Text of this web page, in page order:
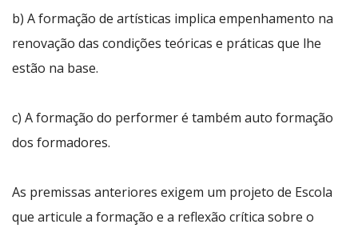
b) A formação de artísticas implica empenhamento na
renovação das condições teóricas e práticas que lhe
estão na base.
c) A formação do performer é também auto formação
dos formadores.
As premissas anteriores exigem um projeto de Escola
que articule a formação e a reflexão crítica sobre o